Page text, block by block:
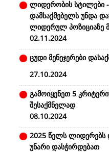
ლიდერობის სტილები
დამსაქმებელს უნდა
ლიდერულ პოზიციაზე
02.11.2024
ცუდი მენეჯერები
27.10.2024
გამოიყენეთ 5
შესაქმნელად
08.10.2024
2025 წელს ლიდერებს
უნარი დასჭირდებათ